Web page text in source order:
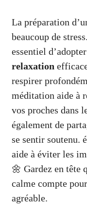
La préparation
beaucoup de
essentiel
relaxation
respirer
méditation aide à
vos proches dans
également de
se sentir soutenu.
aide à éviter les
🌼 Gardez en tête
calme compte
agréable.